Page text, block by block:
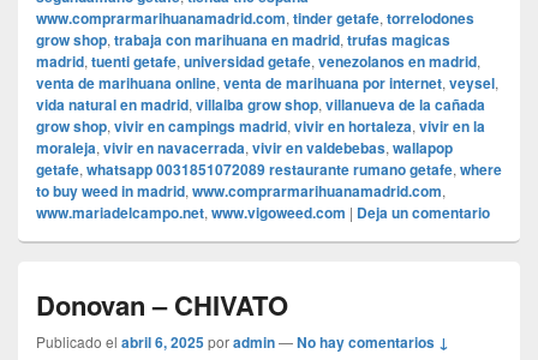
www.comprarmarihuanamadrid.com, tinder getafe, torrelodones
grow shop, trabaja con marihuana en madrid, trufas magicas
madrid, tuenti getafe, universidad getafe, venezolanos en madrid,
venta de marihuana online, venta de marihuana por internet, veysel,
vida natural en madrid, villalba grow shop, villanueva de la cañada
grow shop, vivir en campings madrid, vivir en hortaleza, vivir en la
moraleja, vivir en navacerrada, vivir en valdebebas, wallapop
getafe, whatsapp 0031851072089 restaurante rumano getafe, where
to buy weed in madrid, www.comprarmarihuanamadrid.com,
www.mariadelcampo.net, www.vigoweed.com | Deja un comentario
Donovan – CHIVATO
Publicado el abril 6, 2025poradmin—No hay comentarios ↓